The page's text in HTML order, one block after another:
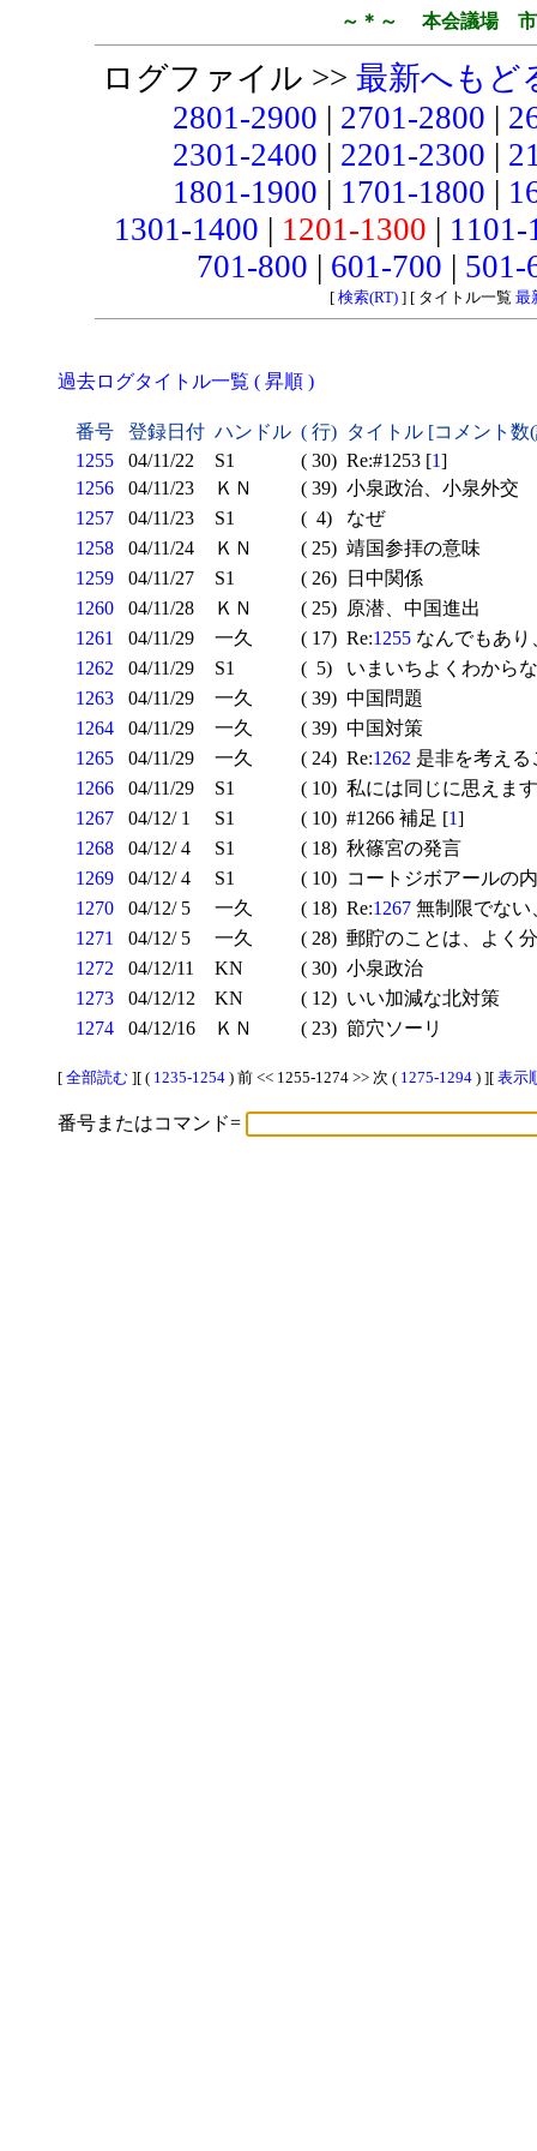
～＊～ 本会議場 市
ログファイル >> 最新へもど
2801-2900 | 2701-2800 |
2301-2400 | 2201-2300 |
1801-1900 | 1701-1800 |
1301-1400 | 1201-1300 |
701-800 | 601-700 |
[ 検索(RT)] [ タイトル一覧 最
過去ログタイトル一覧 ( 昇順 )
番号 登録日付 ハンドル ( 行) タイトル [コメント
1255
04/11/22 S1 ( 30) Re:#1253 [1]
1256
04/11/23 ＫＮ ( 39) 小泉政治、小泉外交
1257
04/11/23 S1 ( 4)
なぜ
1258
04/11/24 ＫＮ ( 25) 靖国参拝の意味
1259
04/11/27 S1 ( 26)
日中関係
1260
04/11/28 ＫＮ ( 25) 原潜、中国進出
1261
04/11/29 一久 ( 17) Re:1255 なんでもあ
1262
04/11/29 S1 ( 5)
いまいちよくわから
1263
04/11/29 一久 ( 39) 中国問題
1264
04/11/29 一久 ( 39) 中国対策
1265
04/11/29 一久 ( 24) Re:1262 是非を考え
1266
04/11/29 S1 ( 10) 私には同じに思えます
1267
04/12/ 1 S1 ( 10) #1266 補足 [1]
1268
04/12/ 4 S1 ( 18) 秋篠宮の発言
1269
04/12/ 4 S1 ( 10) コートジボアールの
1270
04/12/ 5 一久 ( 18) Re:1267 無制限でない
1271
04/12/ 5 一久 ( 28) 郵貯のことは、よく
1272
04/12/11 KN ( 30) 小泉政治
1273
04/12/12 KN ( 12) いい加減な北対策
1274
04/12/16 ＫＮ ( 23) 節穴ソーリ
[ 全部読む ][ ( 1235-1254 ) 前 << 1255-1274 >> 次 ( 1275-1294 ) ][ 表示
番号またはコマンド=